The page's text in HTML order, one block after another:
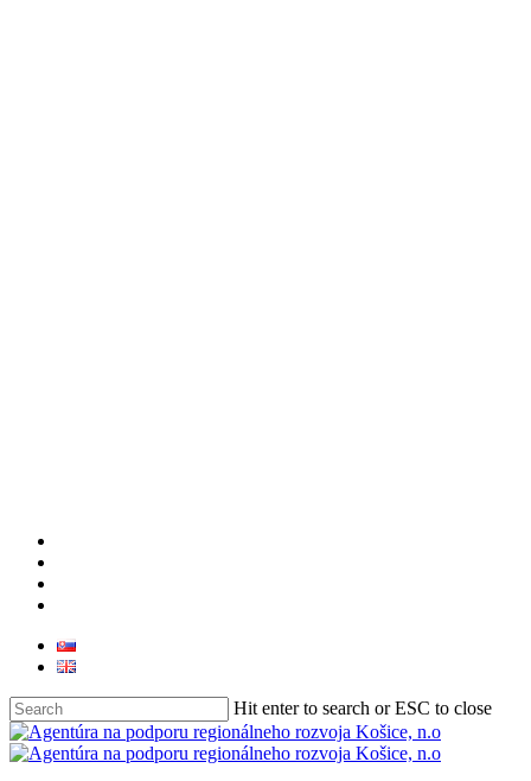
Hit enter to search or ESC to close
Close
Search